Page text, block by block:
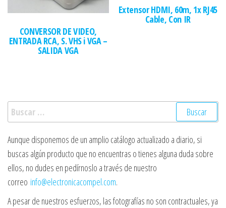
CONVERSOR DE VIDEO,
ENTRADA RCA, S. VHS i VGA –
SALIDA VGA
Extensor HDMI, 60m, 1x RJ45
Cable, Con IR
Buscar:
Aunque disponemos de un amplio catálogo actualizado a diario, si
buscas algún producto que no encuentras o tienes alguna duda sobre
ellos, no dudes en pedírnoslo a través de nuestro
correo info@electronicacompel.com.
A pesar de nuestros esfuerzos, las fotografías no son contractuales, ya